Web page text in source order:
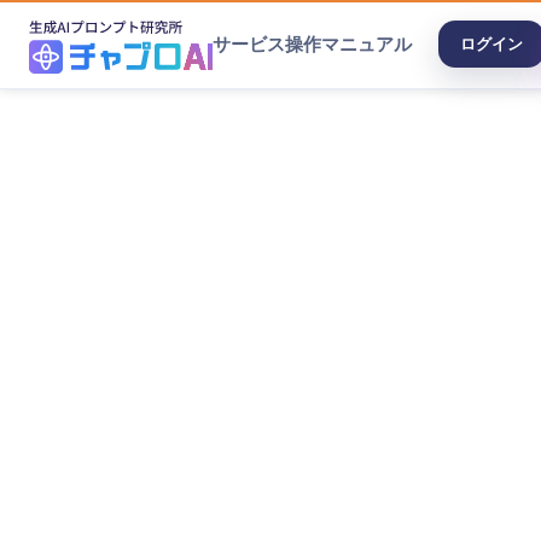
サービス操作マニュアル ログイン